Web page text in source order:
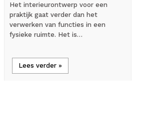
Het interieurontwerp voor een
praktijk gaat verder dan het
verwerken van functies in een
fysieke ruimte. Het is…
Lees verder »